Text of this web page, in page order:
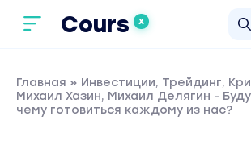
Cours X
Главная » Инвестиции, Трейдинг,
Михаил Хазин, Михаил Делягин -
чему готовиться каждому из нас?